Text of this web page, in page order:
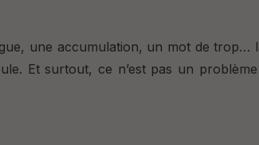
une accumulation, un mot de trop…
Et surtout, ce n’est pas un